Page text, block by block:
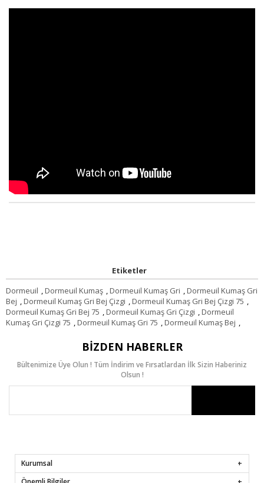
Etiketler
Dormeuil ,Dormeuil Kumaş ,Dormeuil Kumaş Gri ,Dormeuil Kumaş Gri
Bej ,Dormeuil Kumaş Gri Bej Çizgi ,Dormeuil Kumaş Gri Bej Çizgi 75 ,
Dormeuil Kumaş Gri Bej 75 ,Dormeuil Kumaş Gri Çizgi ,Dormeuil
Kumaş Gri Çizgi 75 ,Dormeuil Kumaş Gri 75 ,Dormeuil Kumaş Bej ,
BIZDEN HABERLER
Bültenimize Üye Olun ! Tüm İndirim ve Fırsatlardan İlk Sizin Haberiniz
Olsun !
Kurumsal